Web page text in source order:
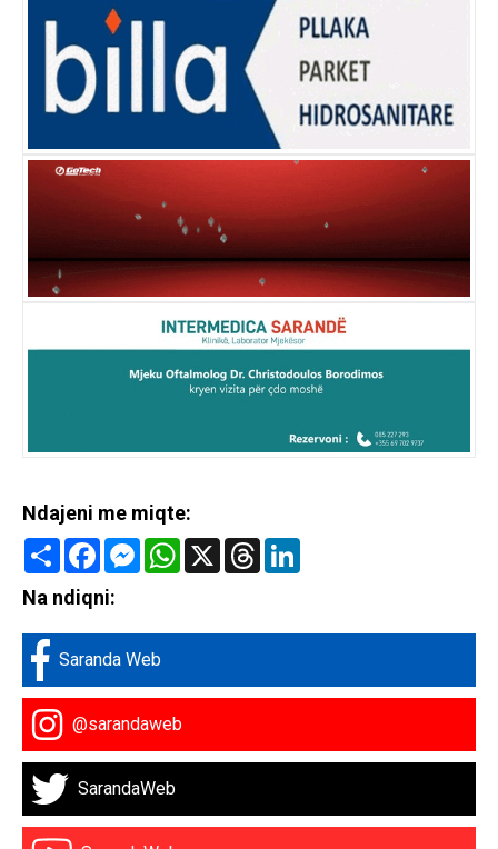
Ndajeni me miqte:
Share FacebookMessenger
WhatsApp
X Threads
Na ndiqni:
Saranda Web
@sarandaweb
SarandaWeb